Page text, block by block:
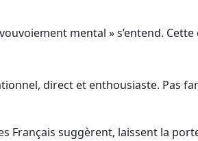
mental » s’entend.
direct et enthousiaste. Pas
Français suggèrent, laissent la